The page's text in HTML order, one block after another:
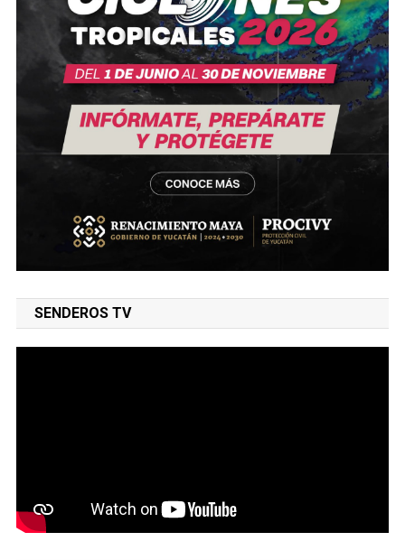
SENDEROS TV